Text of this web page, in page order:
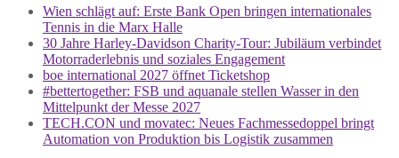
Wien schlägt auf: Erste Bank Open bringen internationales
Tennis in die Marx Halle
30 Jahre Harley-Davidson Charity-Tour: Jubiläum verbindet
Motorraderlebnis und soziales Engagement
boe international 2027 öffnet Ticketshop
#bettertogether: FSB und aquanale stellen Wasser in den
Mittelpunkt der Messe 2027
TECH.CON und movatec: Neues Fachmessedoppel bringt
Automation von Produktion bis Logistik zusammen